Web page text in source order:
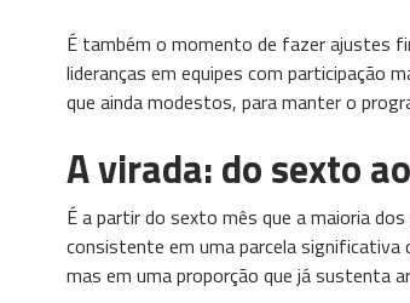
É também o momento de fazer ajustes
lideranças em equipes com participação
que ainda modestos, para manter o
A virada: do sexto
É a partir do sexto mês que a maioria
consistente em uma parcela
mas em uma proporção que já sustenta